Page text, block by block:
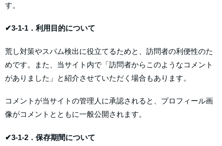
す。
✔3-1-1．利用目的について
荒し対策やスパム検出に役立てるためと、訪問者の利便性のた
めです。また、当サイト内で「訪問者からこのようなコメント
がありました」と紹介させていただく場合もあります。
コメントが当サイトの管理人に承認されると、プロフィール画
像がコメントとともに一般公開されます。
✔3-1-2．保存期間について